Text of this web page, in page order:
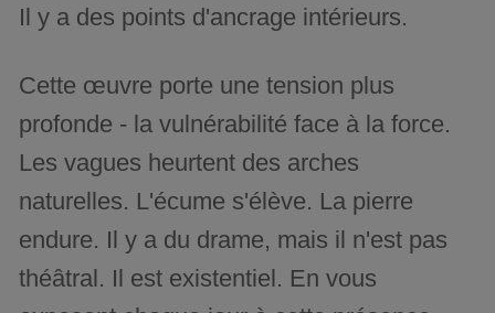
Il y a des points d'ancrage intérieurs.
Cette œuvre porte une tension plus
profonde - la vulnérabilité face à la force.
Les vagues heurtent des arches
naturelles. L'écume s'élève. La pierre
endure. Il y a du drame, mais il n'est pas
théâtral. Il est existentiel. En vous